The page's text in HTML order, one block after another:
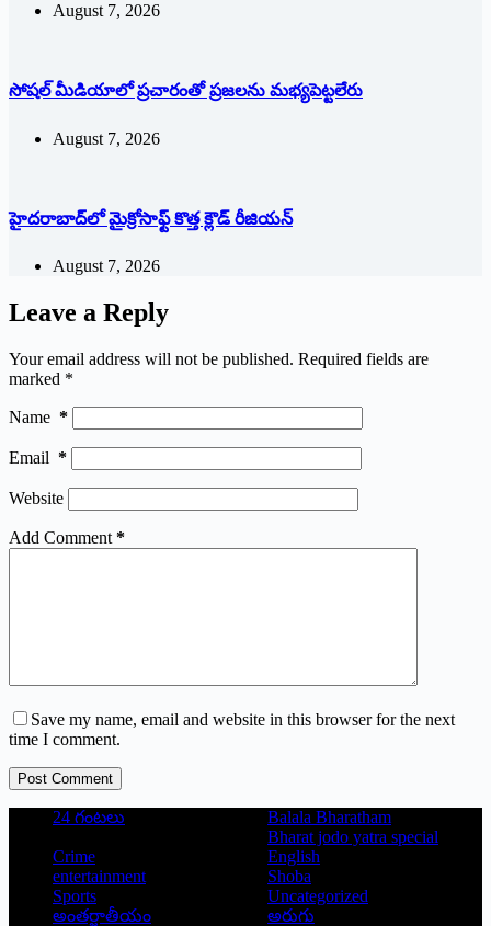
August 7, 2026
సోషల్‌ ‌మీడియాలో ప్రచారంతో ప్రజలను మభ్యపెట్టలేరు
August 7, 2026
హైదరాబాద్‌లో మైక్రోసాఫ్ట్ ‌కొత్త క్లౌడ్‌ ‌రీజియన్‌
August 7, 2026
Leave a Reply
Your email address will not be published. Required fields are
marked *
Name *
Email *
Website
Add Comment *
Save my name, email and website in this browser for the next
time I comment.
Post Comment
24 గంటలు
Balala Bharatham
Bharat jodo yatra special
Crime
English
entertainment
Shoba
Sports
Uncategorized
అంతర్జాతీయం
అరుగు